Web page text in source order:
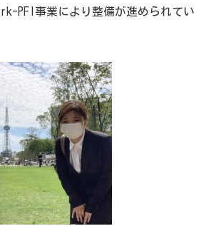
PFI事業により整備が進められてい